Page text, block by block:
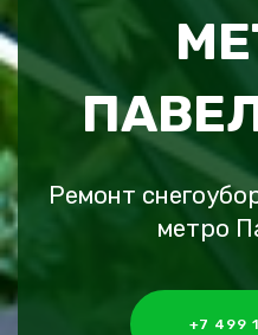
Ремонт
метро
+7 499